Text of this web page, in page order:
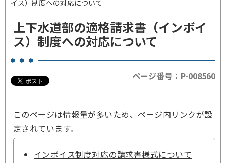
イス）制度への対応について
上下水道部の適格請求書（インボイ
ス）制度への対応について
ページ番号：P-008560
このページは情報量が多いため、ページ内リンクが設
定されています。
インボイス制度対応の請求書様式について